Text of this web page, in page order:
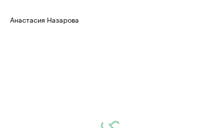
Анастасия Назарова